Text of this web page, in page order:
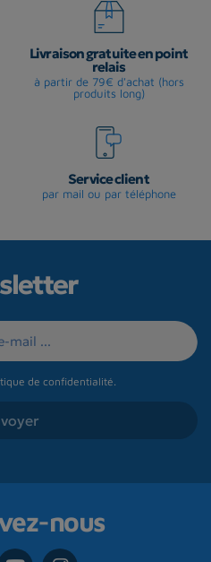
Livraison gratuite en point
relais
à partir de 79€ d'achat (hors
produits long)
Service client
par mail ou par téléphone
de confidentialité
nous